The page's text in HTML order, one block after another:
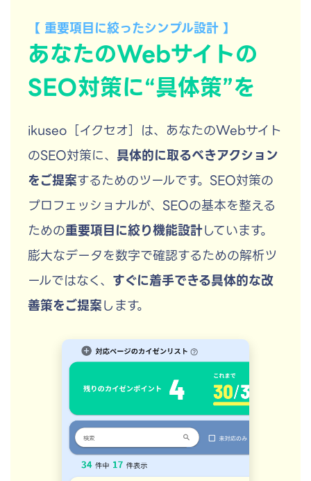
【 重要項目に絞ったシンプル設計 】
あなたのWebサイトの
SEO対策に“具体策”を
ikuseo［イクセオ］は、あなたのWebサイト
のSEO対策に、 具体的に取るべきアクション
をご提案するためのツールです。SEO対策の
プロフェッショナルが、SEOの基本を整える
ための重要項目に絞り機能設計しています。
膨大なデータを数字で確認するための解析ツ
ールではなく、 すぐに着手できる具体的な改
善策をご提案します。